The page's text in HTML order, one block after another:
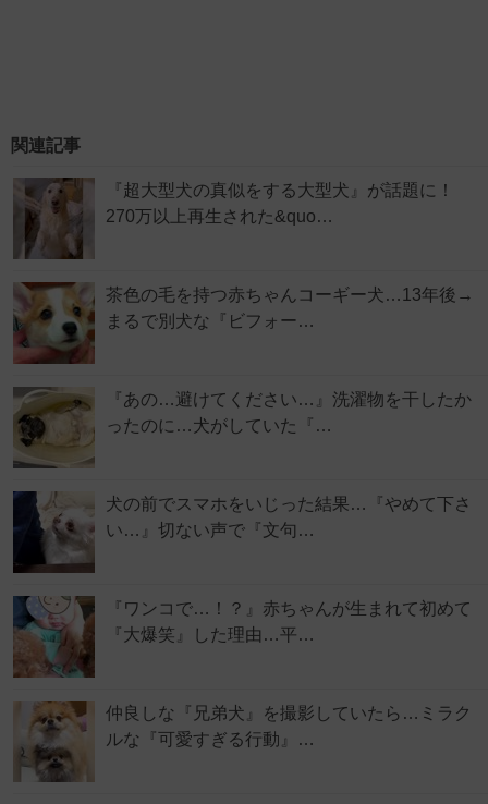
関連記事
『超大型犬の真似をする大型犬』が話題に！
270万以上再生された&quo…
茶色の毛を持つ赤ちゃんコーギー犬…13年後→
まるで別犬な『ビフォー…
『あの…避けてください…』洗濯物を干したか
ったのに…犬がしていた『…
犬の前でスマホをいじった結果…『やめて下さ
い…』切ない声で『文句…
『ワンコで…！？』赤ちゃんが生まれて初めて
『大爆笑』した理由…平…
仲良しな『兄弟犬』を撮影していたら…ミラク
ルな『可愛すぎる行動』…